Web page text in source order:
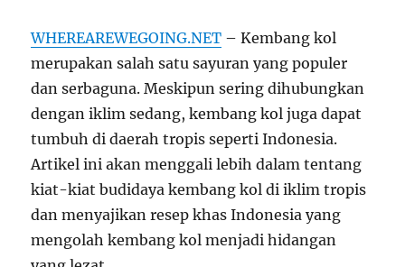
WHEREAREWEGOING.NET – Kembang kol
merupakan salah satu sayuran yang populer
dan serbaguna. Meskipun sering dihubungkan
dengan iklim sedang, kembang kol juga dapat
tumbuh di daerah tropis seperti Indonesia.
Artikel ini akan menggali lebih dalam tentang
kiat-kiat budidaya kembang kol di iklim tropis
dan menyajikan resep khas Indonesia yang
mengolah kembang kol menjadi hidangan